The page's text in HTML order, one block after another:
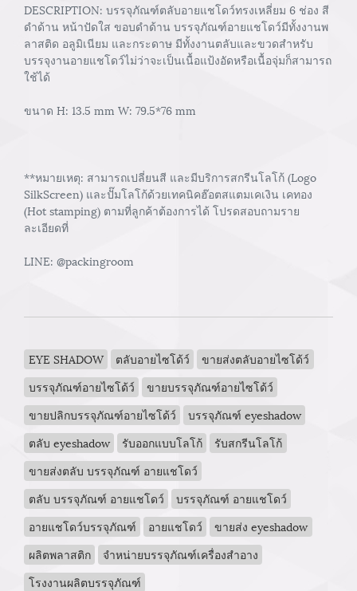
DESCRIPTION: บรรจุภัณฑ์ตลับอายแชโดว์ทรงเหลี่ยม 6 ช่อง สี
ดำด้าน หน้าปัดใส ขอบดำด้าน บรรจุภัณฑ์อายแชโดว์มีทั้งงานพ
ลาสติด อลูมิเนียม และกระดาษ มีทั้งงานตลับและขวดสำหรับ
บรรจุงานอายแชโดว์ไม่ว่าจะเป็นเนื้อแป้งอัดหรือเนื้อจุ่มก็สามารถ
ใช้ได้
ขนาด H: 13.5 mm W: 79.5*76 mm
**หมายเหตุ: สามารถเปลี่ยนสี และมีบริการสกรีนโลโก้ (Logo
SilkScreen) และปั๊มโลโก้ด้วยเทคนิคฮ๊อตสแตมเคเงิน เคทอง
(Hot stamping) ตามที่ลูกค้าต้องการได้ โปรดสอบถามราย
ละเอียดที่
LINE: @packingroom
EYE SHADOW ตลับอายไซโด้ว์
ขายส่งตลับอายไซโด้ว์
บรรจุภัณฑ์อายไซโด้ว์
ขายบรรจุภัณฑ์อายไซโด้ว์
ขายปลิกบรรจุภัณฑ์อายไซโด้ว์
บรรจุภัณฑ์ eyeshadow
ตลับ eyeshadow
รับออกแบบโลโก้
รับสกรีนโลโก้
ขายส่งตลับ บรรจุภัณฑ์ อายแชโดว์
ตลับ บรรจุภัณฑ์ อายแชโดว์
บรรจุภัณฑ์ อายแชโดว์
อายแชโดว์บรรจุภัณฑ์
อายแชโดว์
ขายส่ง eyeshadow
ผลิตพลาสติก
จำหน่ายบรรจุภัณฑ์เครื่องสำอาง
โรงงานผลิตบรรจุภัณฑ์